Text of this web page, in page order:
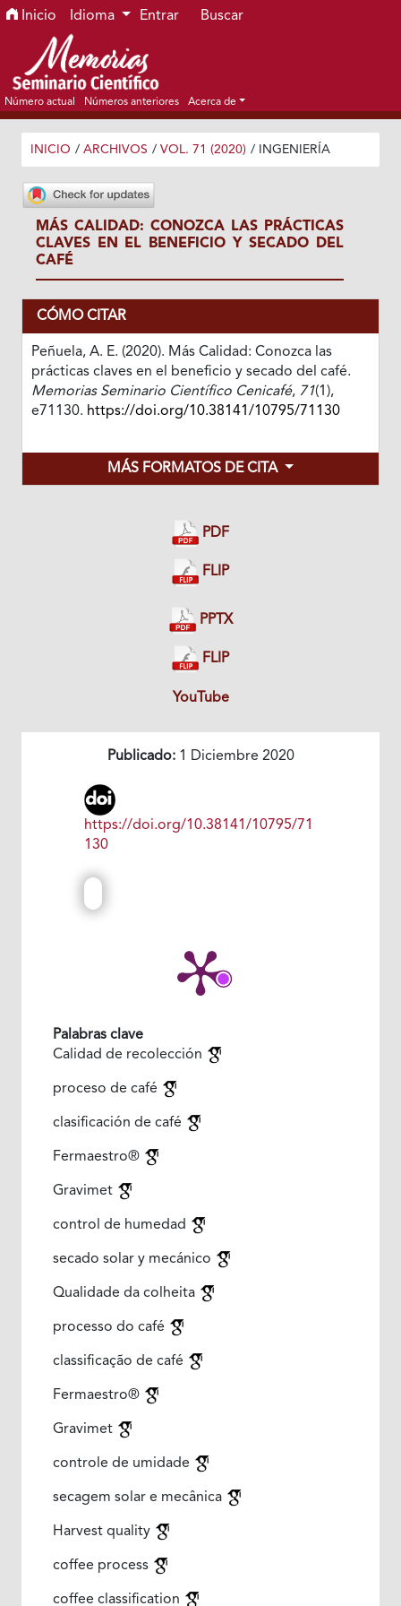
Ir al menú de navegación principal
Ir al contenido principal
Ir al pie de página del sitio
Inicio Idioma Entrar Buscar
Número actual Números anteriores Acerca de
INICIO / ARCHIVOS / VOL. 71 (2020) / INGENIERÍA
MÁS CALIDAD: CONOZCA LAS PRÁCTICAS
CLAVES EN EL BENEFICIO Y SECADO DEL
CAFÉ
CÓMO CITAR
Peñuela, A. E. (2020). Más Calidad: Conozca las
prácticas claves en el beneficio y secado del café.
Memorias Seminario Científico Cenicafé, 71(1),
e71130. https://doi.org/10.38141/10795/71130
MÁS FORMATOS DE CITA
PDF
FLIP
PPTX
FLIP
YouTube
Publicado:1 Diciembre 2020
https://doi.org/10.38141/10795/71
130
Palabras clave
Calidad de recolección
proceso de café
clasificación de café
Fermaestro®
Gravimet
control de humedad
secado solar y mecánico
Qualidade da colheita
processo do café
classificação de café
Fermaestro®
Gravimet
controle de umidade
secagem solar e mecânica
Harvest quality
coffee process
coffee classification